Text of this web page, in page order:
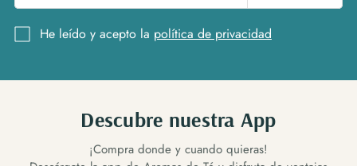
He leído y acepto la política de privacidad
Descubre nuestra App
¡Compra donde y cuando quieras!